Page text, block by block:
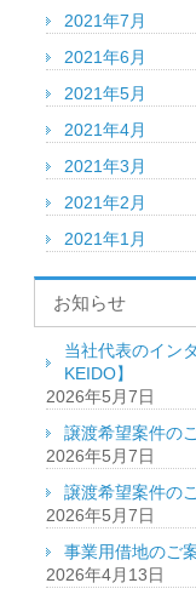
2021年7月
2021年6月
2021年5月
2021年4月
2021年3月
2021年2月
2021年1月
お知らせ
当社代表のイン
KEIDO】
2026年5月7日
譲渡希望案件の
2026年5月7日
譲渡希望案件の
2026年5月7日
事業用借地のご
2026年4月13日